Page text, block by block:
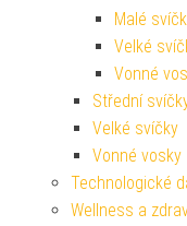
Malé
Velké
Vonné
Střední
Velké svíčky
Vonné vosky
Technologické
Wellness a